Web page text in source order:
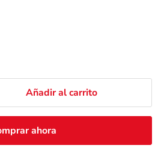
Añadir al carrito
ahora